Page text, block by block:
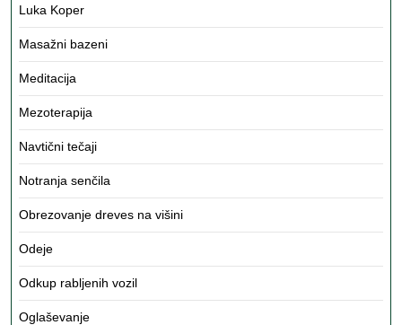
Luka Koper
Masažni bazeni
Meditacija
Mezoterapija
Navtični tečaji
Notranja senčila
Obrezovanje dreves na višini
Odeje
Odkup rabljenih vozil
Oglaševanje